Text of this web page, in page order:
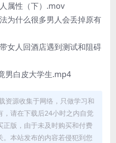
属性（下）.mov
为什么很多男人会丢掉原有
女人回酒店遇到测试和阻碍
男白皮大学生.mp4
资源收集于网络，只做学习和
请在下载后24小时之内自觉
版，由于未及时购买和付费
本站发布的内容若侵犯到您